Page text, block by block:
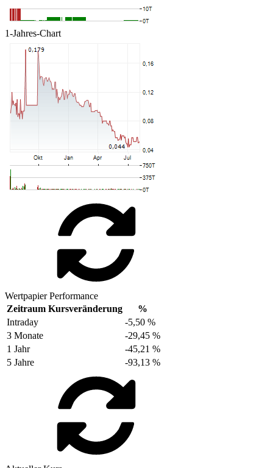
1-Jahres-Chart
Wertpapier Performance
Zeitraum Kursveränderung
%
Intraday
-5,50 %
3 Monate
-29,45 %
1 Jahr
-45,21 %
5 Jahre
-93,13 %